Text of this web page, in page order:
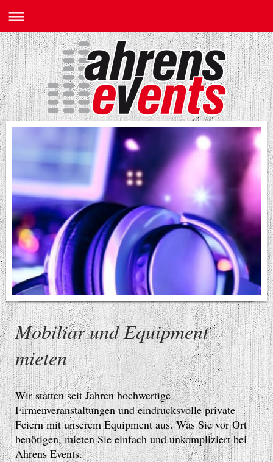
Mobiliar und Equipment
mieten
Wir statten seit Jahren hochwertige
Firmenveranstaltungen und eindrucksvolle private
Feiern mit unserem Equipment aus. Was Sie vor Ort
benötigen, mieten Sie einfach und unkompliziert bei
Ahrens Events.